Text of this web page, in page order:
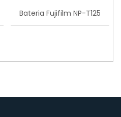
Bateria Fujifilm NP-T125